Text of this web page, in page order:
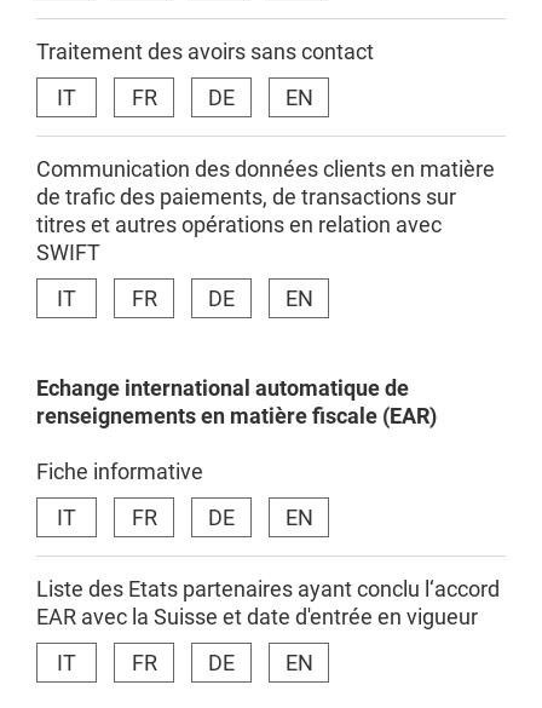
Traitement des avoirs sans contact
IT
FR DE EN
Communication des données clients en matière
de trafic des paiements, de transactions sur
titres et autres opérations en relation avec
SWIFT
IT
FR DE EN
Echange international automatique de
renseignementsen matièrefiscale (EAR)
Fiche informative
IT
FR DE EN
Liste des Etats partenaires ayant conclu l‘accord
EAR avec la Suisse et date d'entrée en vigueur
IT
FR DE EN